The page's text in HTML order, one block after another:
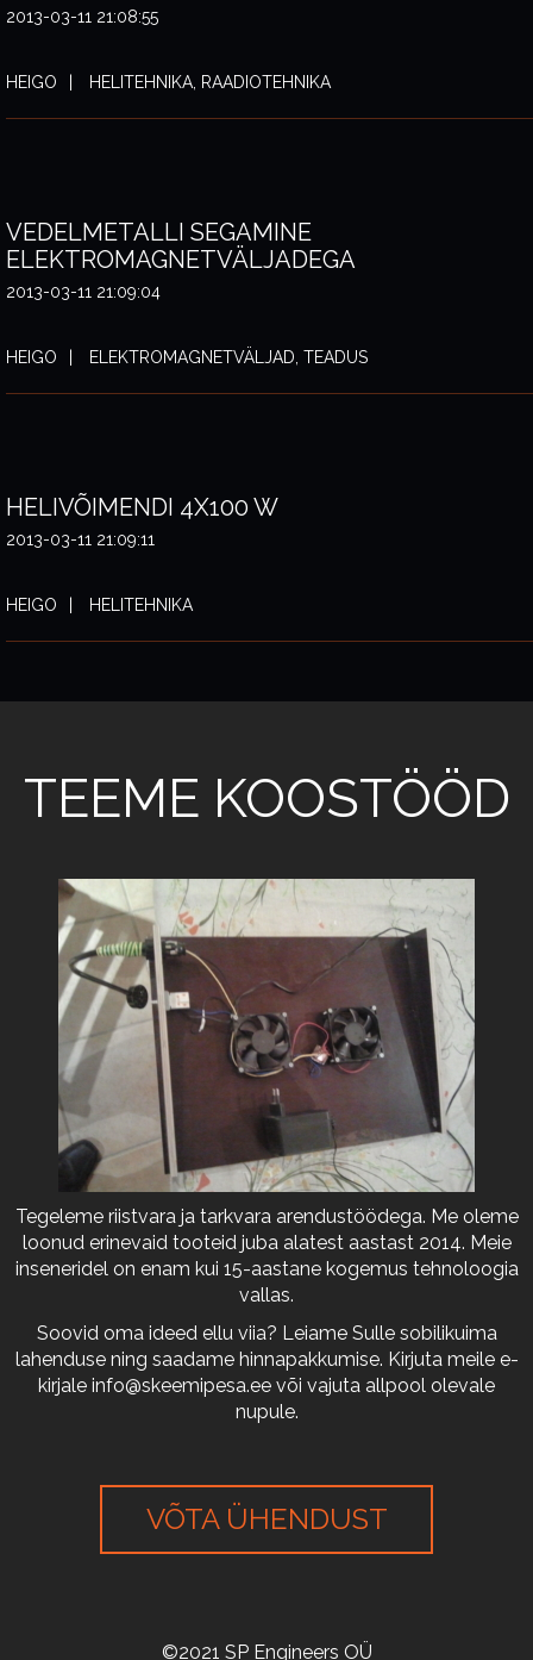
2013-03-11 21:08:55
HEIGO HELITEHNIKA, RAADIOTEHNIKA
VEDELMETALLI SEGAMINE
ELEKTROMAGNETVÄLJADEGA
2013-03-11 21:09:04
HEIGO ELEKTROMAGNETVÄLJAD, TEADUS
HELIVÕIMENDI 4X100 W
2013-03-11 21:09:11
HEIGO HELITEHNIKA
TEEME KOOSTÖÖD
Tegeleme riistvara ja tarkvara arendustöödega. Me oleme
loonud erinevaid tooteid juba alatest aastast 2014. Meie
inseneridel on enam kui 15-aastane kogemus tehnoloogia
vallas.
Soovid oma ideed ellu viia? Leiame Sulle sobilikuima
lahenduse ning saadame hinnapakkumise. Kirjuta meile e-
kirjale info@skeemipesa.ee või vajuta allpool olevale
nupule.
VÕTA ÜHENDUST
©2021 SP Engineers OÜ